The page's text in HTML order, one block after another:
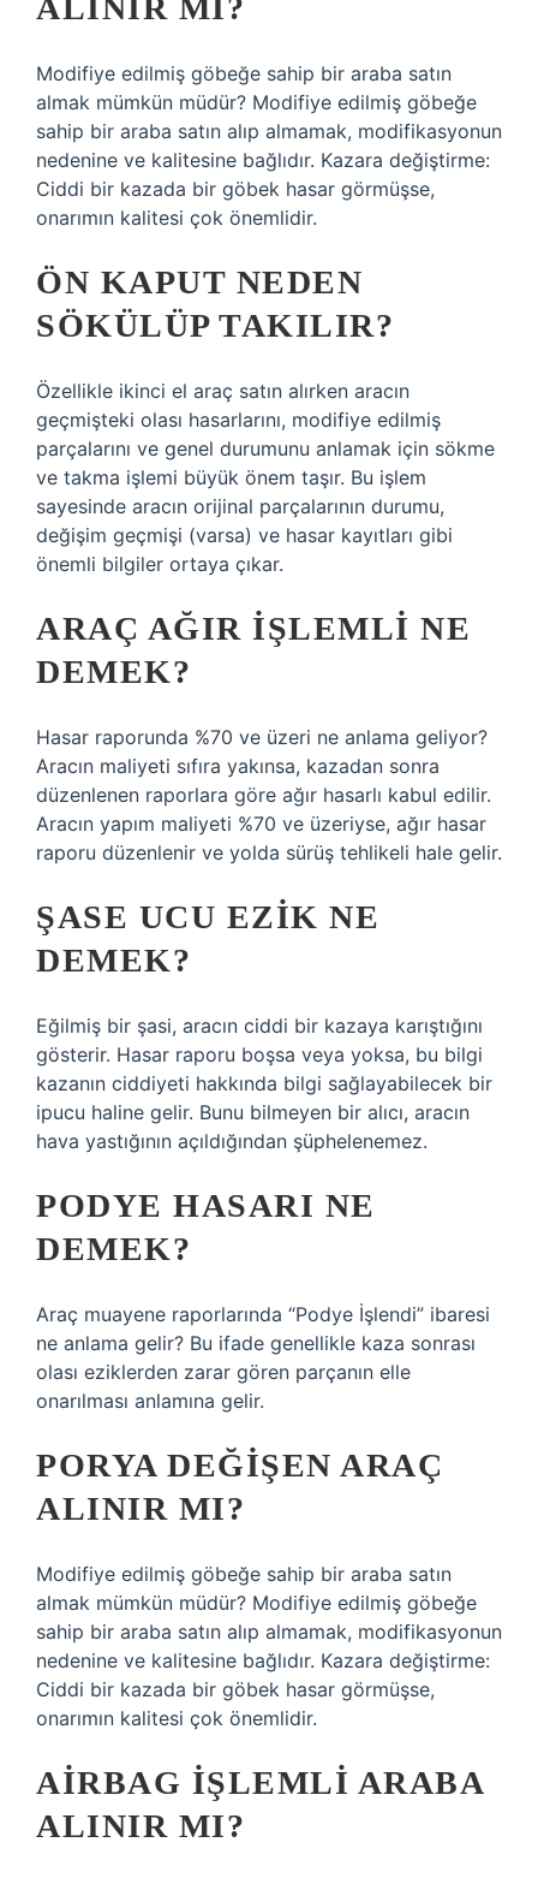
ALINIR MI?
Modifiye edilmiş göbeğe sahip bir araba satın
almak mümkün müdür? Modifiye edilmiş göbeğe
sahip bir araba satın alıp almamak, modifikasyonun
nedenine ve kalitesine bağlıdır. Kazara değiştirme:
Ciddi bir kazada bir göbek hasar görmüşse,
onarımın kalitesi çok önemlidir.
ÖN KAPUT NEDEN
SÖKÜLÜP TAKILIR?
Özellikle ikinci el araç satın alırken aracın
geçmişteki olası hasarlarını, modifiye edilmiş
parçalarını ve genel durumunu anlamak için sökme
ve takma işlemi büyük önem taşır. Bu işlem
sayesinde aracın orijinal parçalarının durumu,
değişim geçmişi (varsa) ve hasar kayıtları gibi
önemli bilgiler ortaya çıkar.
ARAÇ AĞIR IŞLEMLI NE
DEMEK?
Hasar raporunda %70 ve üzeri ne anlama geliyor?
Aracın maliyeti sıfıra yakınsa, kazadan sonra
düzenlenen raporlara göre ağır hasarlı kabul edilir.
Aracın yapım maliyeti %70 ve üzeriyse, ağır hasar
raporu düzenlenir ve yolda sürüş tehlikeli hale gelir.
ŞASE UCU EZIK NE
DEMEK?
Eğilmiş bir şasi, aracın ciddi bir kazaya karıştığını
gösterir. Hasar raporu boşsa veya yoksa, bu bilgi
kazanın ciddiyeti hakkında bilgi sağlayabilecek bir
ipucu haline gelir. Bunu bilmeyen bir alıcı, aracın
hava yastığının açıldığından şüphelenemez.
PODYE HASARI NE
DEMEK?
Araç muayene raporlarında “Podye İşlendi” ibaresi
ne anlama gelir? Bu ifade genellikle kaza sonrası
olası eziklerden zarar gören parçanın elle
onarılması anlamına gelir.
PORYA DEĞIŞEN ARAÇ
ALINIR MI?
Modifiye edilmiş göbeğe sahip bir araba satın
almak mümkün müdür? Modifiye edilmiş göbeğe
sahip bir araba satın alıp almamak, modifikasyonun
nedenine ve kalitesine bağlıdır. Kazara değiştirme:
Ciddi bir kazada bir göbek hasar görmüşse,
onarımın kalitesi çok önemlidir.
AIRBAG IŞLEMLI ARABA
ALINIR MI?